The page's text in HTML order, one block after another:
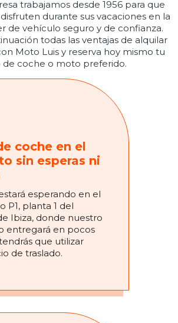
trabajamos desde 1956 para que
durante sus vacaciones en la
de vehículo seguro y de confianza.
todas las ventajas de alquilar
Moto Luis y reserva hoy mismo tu
de coche o moto preferido.
coche en el
sin esperas ni
esperando en el
P1, planta 1 del
Ibiza, donde nuestro
entregará en pocos
que utilizar
de traslado.